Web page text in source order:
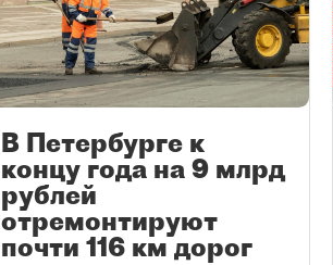
В Петербурге к
концу года на 9 млрд
рублей
отремонтируют
почти 116 км дорог